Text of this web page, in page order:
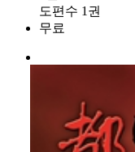
도편수 1권
무료